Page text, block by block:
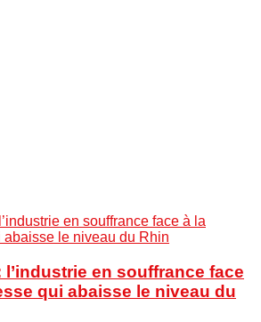
l’industrie en souffrance face
qui abaisse le niveau du